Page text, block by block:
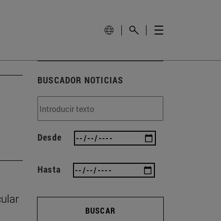
BUSCADOR NOTICIAS
Desde
Hasta
BUSCAR